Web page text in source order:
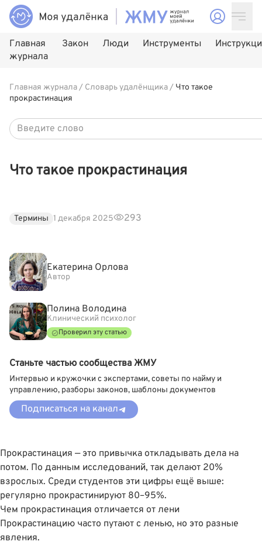
Главная
журнала
Закон Люди Инструменты
Главная журнала/ Словарь удалёнщика/ Что такое
прокрастинация
Что такое прокрастинация
Термины 1 декабря 2025 293
Прокрастинация — это привычка откладывать дела на
потом. По данным исследований, так делают 20%
взрослых. Среди студентов эти цифры ещё выше:
регулярно прокрастинируют 80–95%.
Чем прокрастинация отличается от лени
Прокрастинацию часто путают с ленью, но это разные
явления.
Екатерина Орлова
Автор
Полина Володина
Клинический психолог
Проверил эту статью
Станьте частью сообщества ЖМУ
Интервью и кружочки с экспертами, советы по найму и
управлению, разборы законов, шаблоны документов
Подписаться на канал